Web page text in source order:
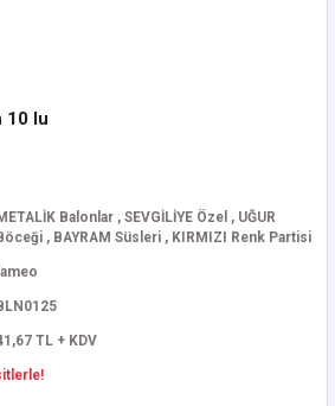
10 lu
Balonlar , SEVGİLİYE Özel , UĞUR
, BAYRAM Süsleri , KIRMIZI Renk Partisi
TL + KDV